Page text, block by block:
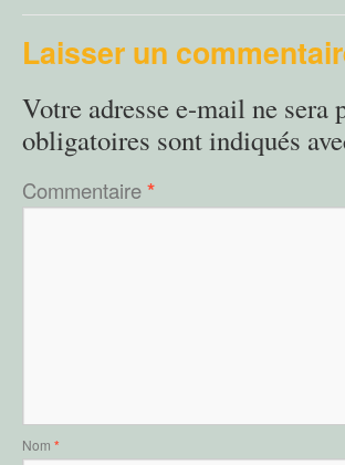
Laisser un
Votre adresse e-mail ne sera
obligatoires sont indiqués
Commentaire*
Nom *